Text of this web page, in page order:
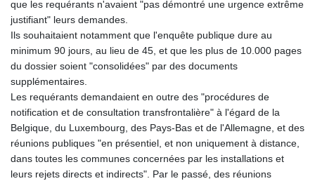
que les requérants n'avaient "pas démontré une urgence extrême
justifiant" leurs demandes.
Ils souhaitaient notamment que l'enquête publique dure au
minimum 90 jours, au lieu de 45, et que les plus de 10.000 pages
du dossier soient "consolidées" par des documents
supplémentaires.
Les requérants demandaient en outre des "procédures de
notification et de consultation transfrontalière" à l'égard de la
Belgique, du Luxembourg, des Pays-Bas et de l'Allemagne, et des
réunions publiques "en présentiel, et non uniquement à distance,
dans toutes les communes concernées par les installations et
leurs rejets directs et indirects". Par le passé, des réunions